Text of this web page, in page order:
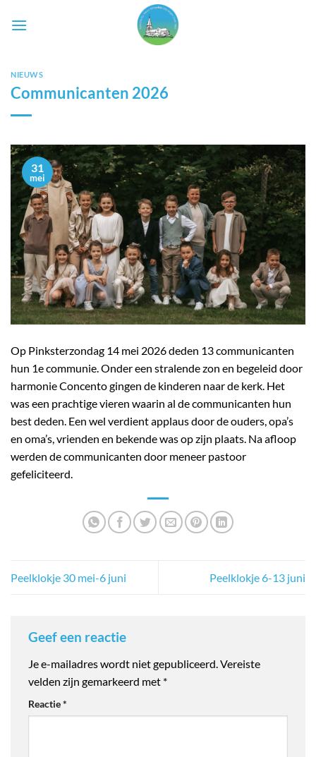
naar
NIEUWS
Communicanten 2026
31
mei
Op Pinksterzondag 14 mei 2026 deden 13 communicanten
hun 1e communie. Onder een stralende zon en begeleid door
harmonie Concento gingen de kinderen naar de kerk. Het
was een prachtige vieren waarin al de communicanten hun
best deden. Een wel verdient applaus door de ouders, opa’s
en oma’s, vrienden en bekende was op zijn plaats. Na afloop
werden de communicanten door meneer pastoor
gefeliciteerd.
Peelklokje 30 mei-6 juni Peelklokje 6-13 juni
Geef een reactie
Je e-mailadres wordt niet gepubliceerd. Vereiste
velden zijn gemarkeerd met *
Reactie*